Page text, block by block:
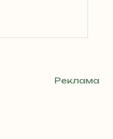
и советыРеклама